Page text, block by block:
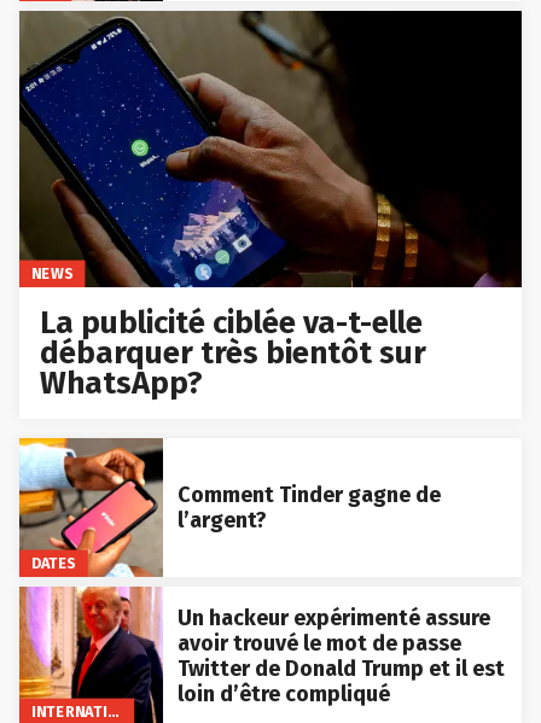
NEWS
La publicité ciblée va-t-elle
débarquer très bientôt sur
WhatsApp?
DATES
Comment Tinder gagne de
l’argent?
INTERNATIONAL
Un hackeur expérimenté assure
avoir trouvé le mot de passe
Twitter de Donald Trump et il est
loin d’être compliqué